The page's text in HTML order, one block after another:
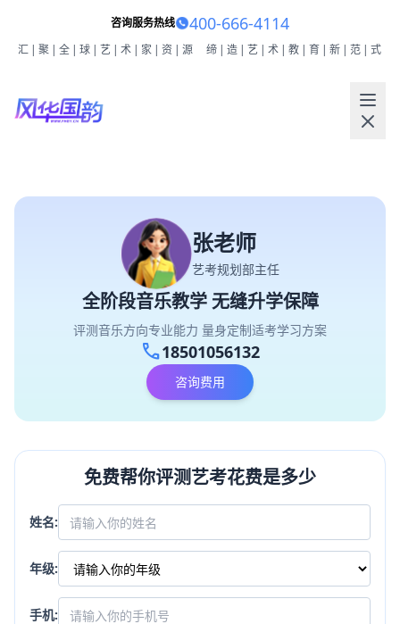
咨询服务热线 400-666-4114
汇|聚|全|球|艺|术|家|资|源 缔|造|艺|术|教|育|新|范|式
张老师
艺考规划部主任
全阶段音乐教学 无缝升学保障
评测音乐方向专业能力 量身定制适考学习方案
call18501056132
咨询费用
免费帮你评测艺考花费是多少
姓名:
年级:
手机: